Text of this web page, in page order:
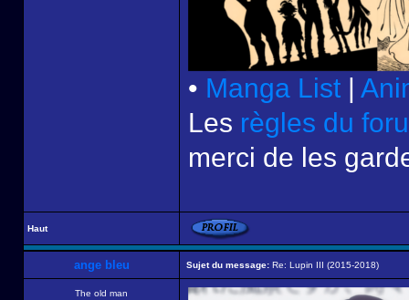
• Manga List |
Les règles du
merci de les
Haut
ange bleu Sujet du message: Re: Lupin III (2015-2018)
The old man